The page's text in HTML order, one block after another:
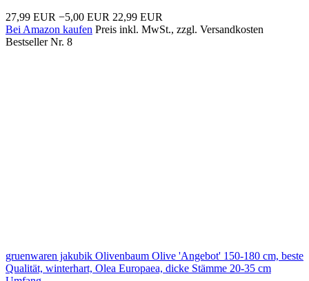
27,99 EUR −5,00 EUR 22,99 EUR
Bei Amazon kaufen Preis inkl. MwSt., zzgl. Versandkosten
Bestseller Nr. 8
gruenwaren jakubik Olivenbaum Olive 'Angebot' 150-180 cm, beste
Qualität, winterhart, Olea Europaea, dicke Stämme 20-35 cm